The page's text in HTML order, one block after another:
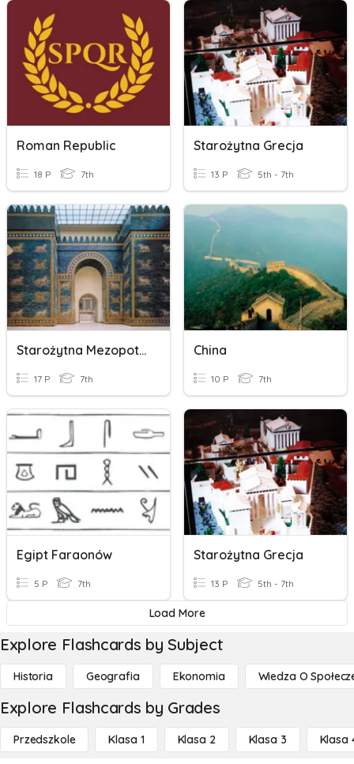
Roman Republic
18 P 7th
Starożytna Grecja
13 P 5th - 7th
Starożytna Mezopotamia
17 P 7th
China
10 P 7th
Egipt Faraonów
5 P 7th
Starożytna Grecja
13 P 5th - 7th
Load More
Explore Flashcards by Subject
Historia Geografia Ekonomia Wiedza O
Explore Flashcards by Grades
Przedszkole Klasa 1 Klasa 2 Klasa 3 Klasa